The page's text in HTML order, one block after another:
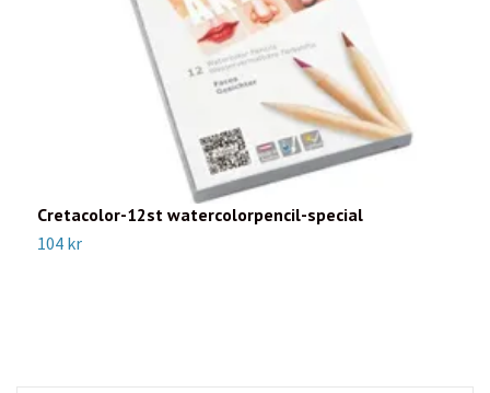
Cretacolor-12st watercolorpencil-special
104 kr